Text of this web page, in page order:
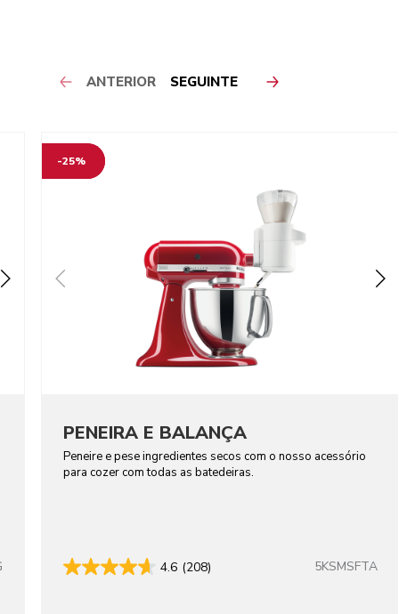
ANTERIOR SEGUINTE
-25%
PENEIRA E BALANÇA
Peneire e pese ingredientes secos com o nosso acessório
para cozer com todas as batedeiras.
4.6 (208) 5KSMSFTA